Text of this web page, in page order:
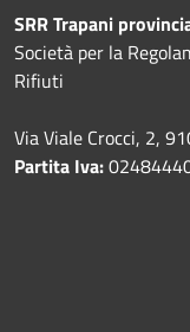
SRR Trapani
Società per la
Rifiuti
Via Viale Crocci, 2,
Partita Iva: